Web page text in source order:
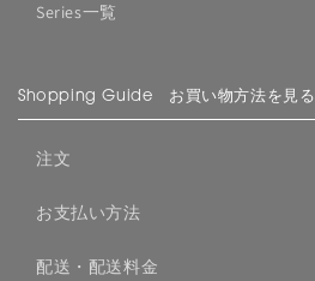
Series一覧
Shopping Guide お買い物方法を見る
注文
お支払い方法
配送・配送料金